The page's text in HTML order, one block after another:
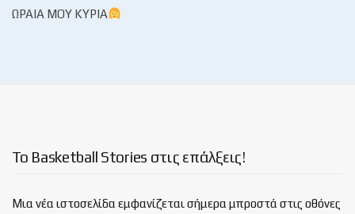
ΩΡΑΊΑ ΜΟΥ ΚΥΡΊΑ
Το Basketball Stories στις επάλξεις!
Μια νέα ιστοσελίδα εμφανίζεται σήμερα μπροστά στις οθόνες